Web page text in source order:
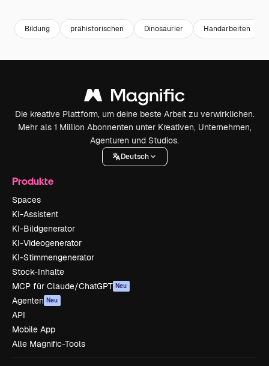
Bildung prähistorischen Dinosaurier Handarbeiten
Die kreative Plattform, um deine beste Arbeit zu verwirklichen.
Mehr als 1 Million Abonnenten unter Kreativen, Unternehmen,
Agenturen und Studios.
Deutsch
Produkte
Spaces
KI-Assistent
KI-Bildgenerator
KI-Videogenerator
KI-Stimmengenerator
Stock-Inhalte
MCP für Claude/ChatGPT Neu
Agenten Neu
API
Mobile App
Alle Magnific-Tools